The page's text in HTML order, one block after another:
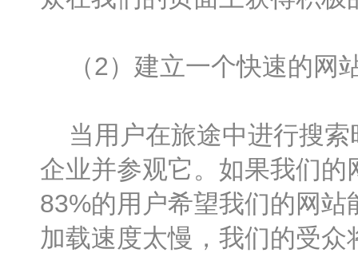
（2）建立一个快速的网
当用户在旅途中进行搜索
企业并参观它。如果我们
83%的用户希望我们的网
加载速度太慢，我们的受